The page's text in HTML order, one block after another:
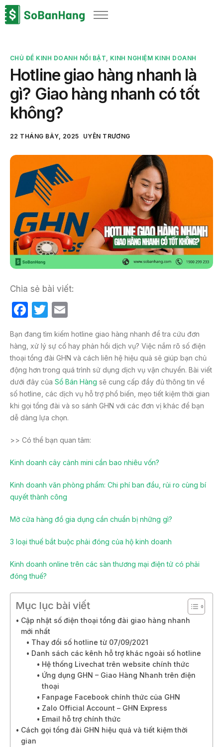
Sản phẩm
Bảng giá
Blog
Thông tin thuế
Về chúng tôi
CHỦ ĐỀ KINH DOANH NỔI BẬT, KINH NGHIỆM KINH DOANH
Hotline giao hàng nhanh là
gì? Giao hàng nhanh có tốt
không?
22 THÁNG BẢY, 2025 UYÊN TRƯƠNG
Chia sẻ bài viết:
F
c
e
b
o
o
k
T
itt
er
ail
Bạn đang tìm kiếm hotline giao hàng nhanh để tra cứu đơn
hàng, xử lý sự cố hay phản hồi dịch vụ? Việc nắm rõ số điện
thoại tổng đài GHN và cách liên hệ hiệu quả sẽ giúp bạn chủ
động hơn trong quá trình sử dụng dịch vụ vận chuyển. Bài viết
dưới đây của Sổ Bán Hàng sẽ cung cấp đầy đủ thông tin về
số hotline, các dịch vụ hỗ trợ phổ biến, mẹo tiết kiệm thời gian
khi gọi tổng đài và so sánh GHN với các đơn vị khác để bạn
dễ dàng lựa chọn.
>> Có thể bạn quan tâm:
Kinh doanh cây cảnh mini cần bao nhiêu vốn?
Kinh doanh văn phòng phẩm: Chi phí ban đầu, rủi ro cùng bí
quyết thành công
Mở cửa hàng đồ gia dụng cần chuẩn bị những gì?
3 loại thuế bắt buộc phải đóng của hộ kinh doanh
Kinh doanh online trên các sàn thương mại điện tử có phải
đóng thuế?
Mục lục bài viết
Cập nhật số điện thoại tổng đài giao hàng nhanh
mới nhất
Thay đổi số hotline từ 07/09/2021
Danh sách các kênh hỗ trợ khác ngoài số hotline
Hệ thống Livechat trên website chính thức
Ứng dụng GHN – Giao Hàng Nhanh trên điện
thoại
Fanpage Facebook chính thức của GHN
Zalo Official Account – GHN Express
Email hỗ trợ chính thức
Cách gọi tổng đài GHN hiệu quả và tiết kiệm thời
gian